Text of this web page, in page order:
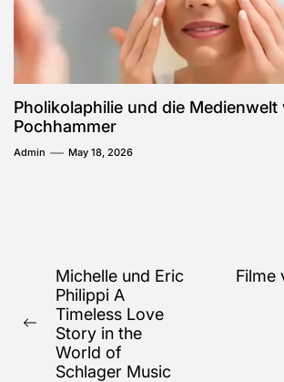
Pholikolaphilie und die Medienwelt
Pochhammer
Admin May 18, 2026
Post
navigation
Previous
post:
Michelle und Eric
Philippi A
Timeless Love
Story in the
World of
Schlager Music
Filme